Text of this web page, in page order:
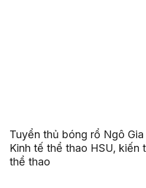
Tuyển thủ bóng rổ Ngô
Kinh tế thể thao HSU, kiến
thể thao